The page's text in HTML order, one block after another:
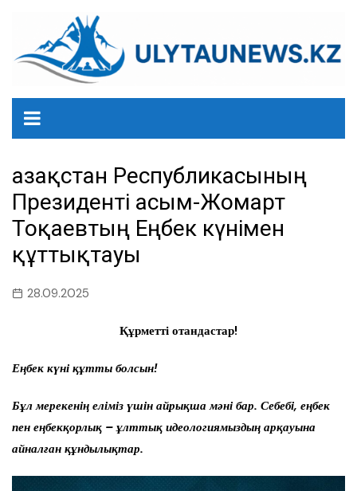
содержанию
Қазақстан Республикасының
Президенті Қасым-Жомарт
Тоқаевтың Еңбек күнімен
құттықтауы
28.09.2025
Құрметті отандастар!
Еңбек күні құтты болсын!
Бұл мерекенің еліміз үшін айрықша мәні бар. Себебі, еңбек
пен еңбекқорлық – ұлттық идеологиямыздың арқауына
айналған құндылықтар.